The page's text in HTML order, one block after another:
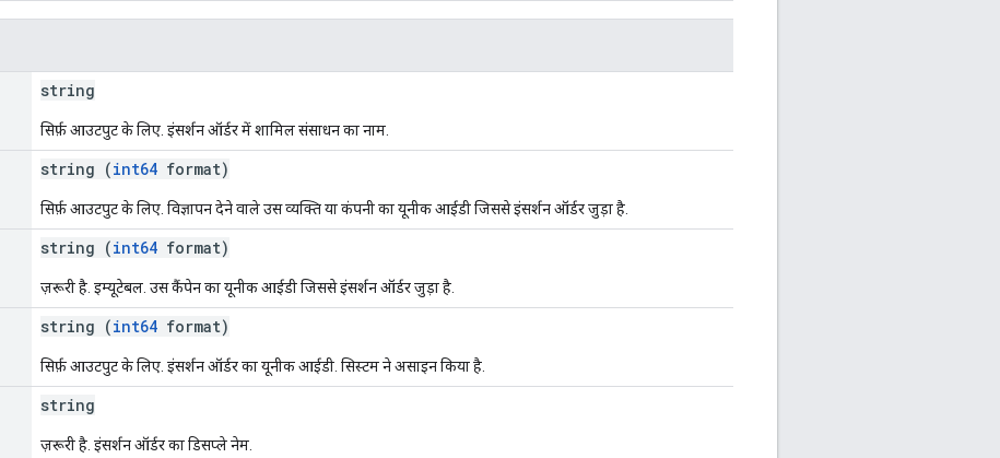
string
सिर्फ़ आउटपुट के लिए. इंसर्शन ऑर्डर में शामिल संसाधन का नाम.
string (int64 format)
सिर्फ़ आउटपुट के लिए. विज्ञापन देने वाले उस व्यक्ति या कंपनी का यूनीक आईडी जिससे इंसर्शन ऑर्डर जुड़ा है.
string (int64 format)
ज़रूरी है. इम्यूटेबल. उस कैंपेन का यूनीक आईडी जिससे इंसर्शन ऑर्डर जुड़ा है.
string (int64 format)
सिर्फ़ आउटपुट के लिए. इंसर्शन ऑर्डर का यूनीक आईडी. सिस्टम ने असाइन किया है.
string
ज़रूरी है. इंसर्शन ऑर्डर का डिसप्ले नेम.